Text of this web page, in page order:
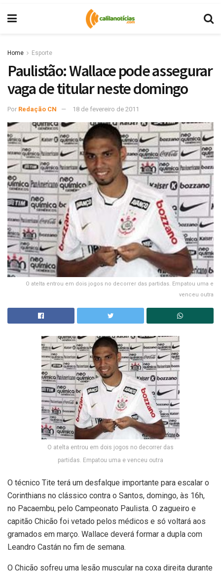
Home Esporte
Paulistão: Wallace pode assegurar
vaga de titular neste domingo
Por Redação CN 18 de fevereiro de 2011
O atelta entrou em dois jogos no decorrer das partidas. Empatou uma e
venceu outra
O atelta entrou em dois jogos no decorrer das
partidas. Empatou uma e venceu outra
O técnico Tite terá um desfalque importante para escalar o
Corinthians no clássico contra o Santos, domingo, às 16h,
no Pacaembu, pelo Campeonato Paulista. O zagueiro e
capitão Chicão foi vetado pelos médicos e só voltará aos
gramados em março. Wallace deverá formar a dupla com
Leandro Castán no fim de semana.
O Chicão sofreu uma lesão muscular na coxa direita durante